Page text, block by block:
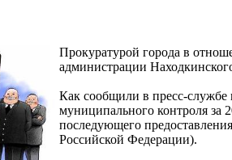
Прокуратурой города в
администрации
Как сообщили в пресс-службе
муниципального контроля
последующего
Российской Федерации).